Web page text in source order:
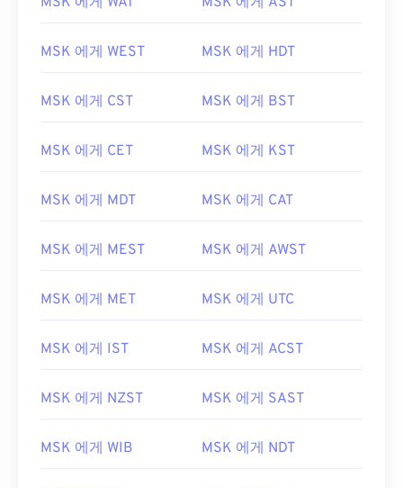
MSK 에게 WEST MSK 에게 HDT
MSK 에게 CST MSK 에게 BST
MSK 에게 CET MSK 에게 KST
MSK 에게 MDT MSK 에게 CAT
MSK 에게 MEST MSK 에게 AWST
MSK 에게 MET MSK 에게 UTC
MSK 에게 IST MSK 에게 ACST
MSK 에게 NZST MSK 에게 SAST
MSK 에게 WIB MSK 에게 NDT